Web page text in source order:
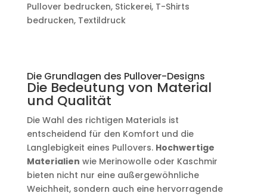
Pullover bedrucken, Stickerei, T-Shirts
bedrucken, Textildruck
Die Grundlagen des Pullover-Designs
Die Bedeutung von Material
und Qualität
Die Wahl des richtigen Materials ist
entscheidend für den Komfort und die
Langlebigkeit eines Pullovers. Hochwertige
Materialien wie Merinowolle oder Kaschmir
bieten nicht nur eine außergewöhnliche
Weichheit, sondern auch eine hervorragende